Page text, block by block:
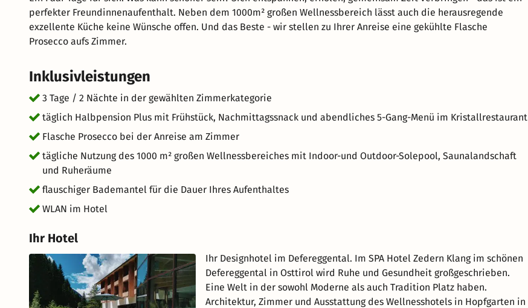
perfekter Freundinnenaufenthalt. Neben dem 1000m² großen Wellnessbereich lässt auch die herausregende
exzellente Küche keine Wünsche offen. Und das Beste - wir stellen zu Ihrer Anreise eine gekühlte Flasche
Prosecco aufs Zimmer.
Inklusivleistungen
3 Tage / 2 Nächte in der gewählten Zimmerkategorie
täglich Halbpension Plus mit Frühstück, Nachmittagssnack und abendliches 5-Gang-Menü im Kristallrestaurant
Flasche Prosecco bei der Anreise am Zimmer
tägliche Nutzung des 1000 m² großen Wellnessbereiches mit Indoor-und Outdoor-Solepool, Saunalandschaft
und Ruheräume
flauschiger Bademantel für die Dauer Ihres Aufenthaltes
WLAN im Hotel
Ihr Hotel
Ihr Designhotel im Defereggental. Im SPA Hotel Zedern Klang im schönen
Defereggental in Osttirol wird Ruhe und Gesundheit großgeschrieben.
Eine Welt in der sowohl Moderne als auch Tradition Platz haben.
Architektur, Zimmer und Ausstattung des Wellnesshotels in Hopfgarten in